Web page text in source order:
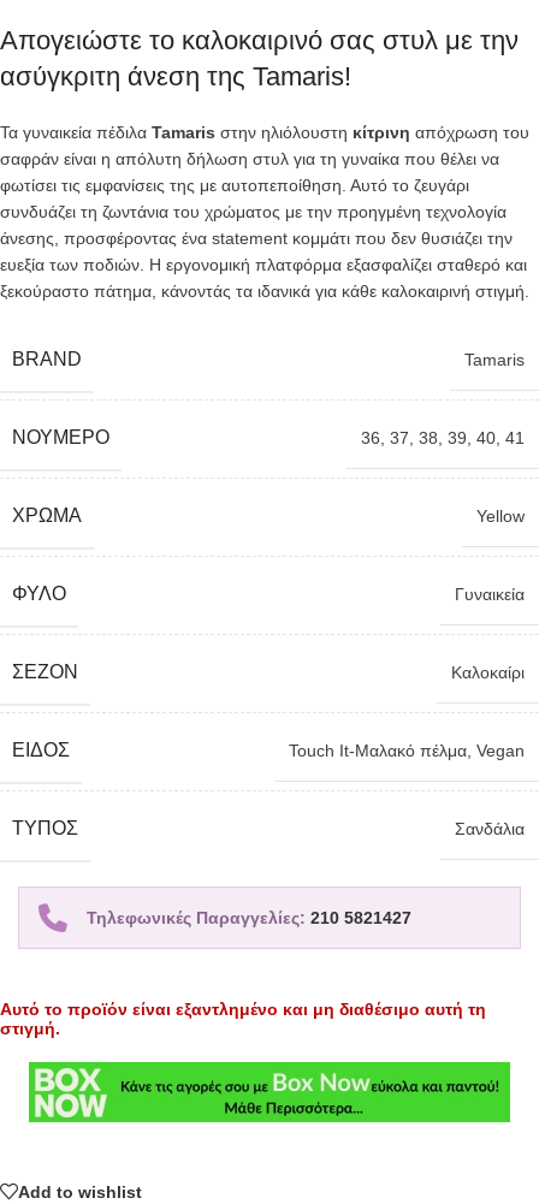
Απογειώστε το καλοκαιρινό σας στυλ με την
ασύγκριτη άνεση της Tamaris!
Τα γυναικεία πέδιλα Tamaris στην ηλιόλουστη κίτρινη απόχρωση του
σαφράν είναι η απόλυτη δήλωση στυλ για τη γυναίκα που θέλει να
φωτίσει τις εμφανίσεις της με αυτοπεποίθηση. Αυτό το ζευγάρι
συνδυάζει τη ζωντάνια του χρώματος με την προηγμένη τεχνολογία
άνεσης, προσφέροντας ένα statement κομμάτι που δεν θυσιάζει την
ευεξία των ποδιών. Η εργονομική πλατφόρμα εξασφαλίζει σταθερό και
ξεκούραστο πάτημα, κάνοντάς τα ιδανικά για κάθε καλοκαιρινή στιγμή.
BRAND Tamaris
ΝΟΎΜΕΡΟ 36, 37, 38, 39, 40, 41
ΧΡΏΜΑ Yellow
ΦΎΛΟ Γυναικεία
ΣΕΖΌΝ Καλοκαίρι
ΕΊΔΟΣ Touch It-Μαλακό πέλμα, Vegan
TΎΠΟΣ Σανδάλια
Τηλεφωνικές Παραγγελίες: 210 5821427
Αυτό το προϊόν είναι εξαντλημένο και μη διαθέσιμο αυτή τη
στιγμή.
Add to wishlist